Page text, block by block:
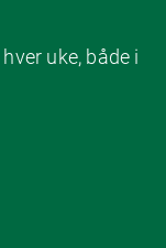
uke, både i